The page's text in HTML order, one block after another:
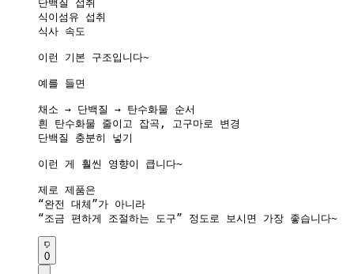
단백질 섭취
식이섬유 섭취
식사 속도
이런 기본 구조입니다~
예를 들면
채소 → 단백질 → 탄수화물 순서
흰 탄수화물 줄이고 잡곡, 고구마로 변경
단백질 충분히 넣기
이런 게 훨씬 영향이 큽니다~
제로 제품은
“완전 대체”가 아니라
“조금 편하게 조절하는 도구” 정도로 보시면 가장 좋습니다~
0